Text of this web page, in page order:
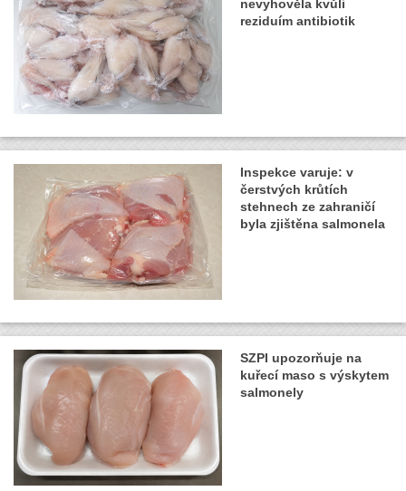
nevyhověla kvůli
reziduím antibiotik
Inspekce varuje: v
čerstvých krůtích
stehnech ze zahraničí
byla zjištěna salmonela
SZPI upozorňuje na
kuřecí maso s výskytem
salmonely